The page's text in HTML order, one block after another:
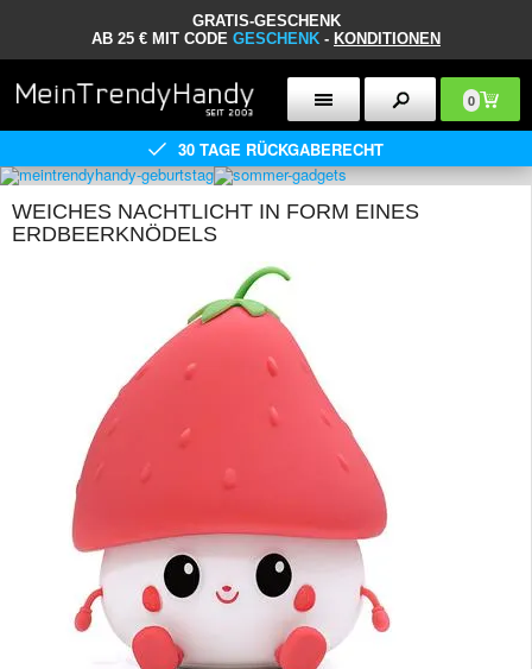
GRATIS-GESCHENK
AB 25 € MIT CODE GESCHENK - KONDITIONEN
0
30 TAGE RÜCKGABERECHT
WEICHES NACHTLICHT IN FORM EINES
ERDBEERKNÖDELS